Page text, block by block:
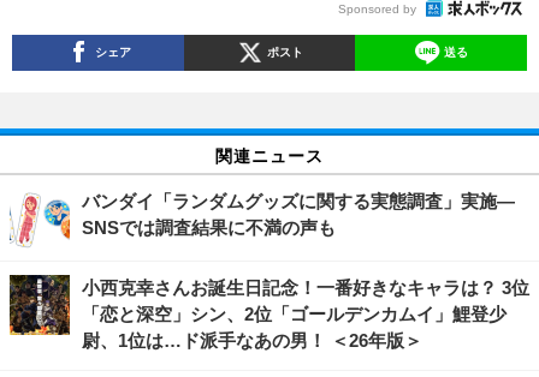
Sponsored by
シェア ポスト 送る
関連ニュース
バンダイ「ランダムグッズに関する実態調査」実施―
SNSでは調査結果に不満の声も
小西克幸さんお誕生日記念！一番好きなキャラは？ 3位
「恋と深空」シン、2位「ゴールデンカムイ」鯉登少
尉、1位は…ド派手なあの男！ ＜26年版＞